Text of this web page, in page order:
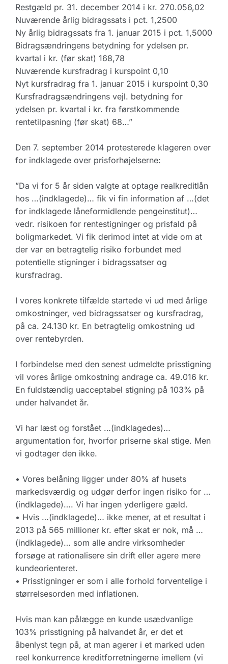
Restgæld pr. 31. december 2014 i kr. 270.056,02
Nuværende årlig bidragssats i pct. 1,2500
Ny årlig bidragssats fra 1. januar 2015 i pct. 1,5000
Bidragsændringens betydning for ydelsen pr.
kvartal i kr. (før skat) 168,78
Nuværende kursfradrag i kurspoint 0,10
Nyt kursfradrag fra 1. januar 2015 i kurspoint 0,30
Kursfradragsændringens vejl. betydning for
ydelsen pr. kvartal i kr. fra førstkommende
rentetilpasning (før skat) 68…”
Den 7. september 2014 protesterede klageren over
for indklagede over prisforhøjelserne:
”Da vi for 5 år siden valgte at optage realkreditlån
hos …(indklagede)… fik vi fin information af …(det
for indklagede låneformidlende pengeinstitut)…
vedr. risikoen for rentestigninger og prisfald på
boligmarkedet. Vi fik derimod intet at vide om at
der var en betragtelig risiko forbundet med
potentielle stigninger i bidragssatser og
kursfradrag.
I vores konkrete tilfælde startede vi ud med årlige
omkostninger, ved bidragssatser og kursfradrag,
på ca. 24.130 kr. En betragtelig omkostning ud
over rentebyrden.
I forbindelse med den senest udmeldte prisstigning
vil vores årlige omkostning andrage ca. 49.016 kr.
En fuldstændig uacceptabel stigning på 103% på
under halvandet år.
Vi har læst og forstået …(indklagedes)…
argumentation for, hvorfor priserne skal stige. Men
vi godtager den ikke.
• Vores belåning ligger under 80% af husets
markedsværdig og udgør derfor ingen risiko for …
(indklagede)…. Vi har ingen yderligere gæld.
• Hvis …(indklagede)… ikke mener, at et resultat i
2013 på 565 millioner kr. efter skat er nok, må …
(indklagede)… som alle andre virksomheder
forsøge at rationalisere sin drift eller agere mere
kundeorienteret.
• Prisstigninger er som i alle forhold forventelige i
størrelsesorden med inflationen.
Hvis man kan pålægge en kunde usædvanlige
103% prisstigning på halvandet år, er det et
åbenlyst tegn på, at man agerer i et marked uden
reel konkurrence kreditforretningerne imellem (vi